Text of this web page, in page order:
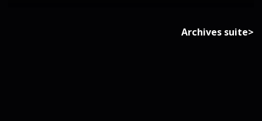
Archives suite>